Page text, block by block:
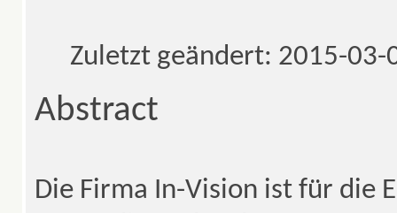
Zuletzt geändert: 2015-03-
Abstract
Die Firma In-Vision ist für die